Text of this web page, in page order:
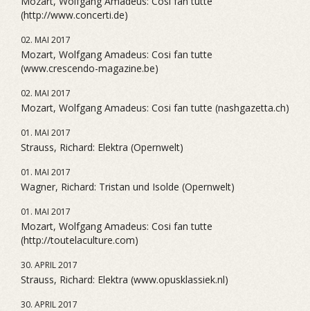
(http://www.concerti.de)
02. MAI 2017
Mozart, Wolfgang Amadeus: Cosi fan tutte
(www.crescendo-magazine.be)
02. MAI 2017
Mozart, Wolfgang Amadeus: Cosi fan tutte (nashgazetta.ch)
01. MAI 2017
Strauss, Richard: Elektra (Opernwelt)
01. MAI 2017
Wagner, Richard: Tristan und Isolde (Opernwelt)
01. MAI 2017
Mozart, Wolfgang Amadeus: Cosi fan tutte
(http://toutelaculture.com)
30. APRIL 2017
Strauss, Richard: Elektra (www.opusklassiek.nl)
30. APRIL 2017